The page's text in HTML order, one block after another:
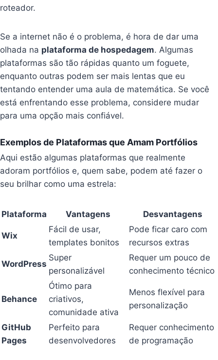
roteador.
Se a internet não é o problema, é hora de dar uma
olhada na plataforma de hospedagem. Algumas
plataformas são tão rápidas quanto um foguete,
enquanto outras podem ser mais lentas que eu
tentando entender uma aula de matemática. Se você
está enfrentando esse problema, considere mudar
para uma opção mais confiável.
Exemplos de Plataformas que Amam Portfólios
Aqui estão algumas plataformas que realmente
adoram portfólios e, quem sabe, podem até fazer o
seu brilhar como uma estrela:
Plataforma Vantagens Desvantagens
Wix
Fácil de usar,
templates bonitos
Pode ficar caro com
recursos extras
WordPress
Super
personalizável
Requer um pouco de
conhecimento técnico
Behance
Ótimo para
criativos,
comunidade ativa
Menos flexível para
personalização
GitHub
Pages
Perfeito para
desenvolvedores
Requer conhecimento
de programação